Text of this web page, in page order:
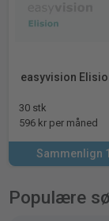
easyvision
30 stk
596 kr per måned
Sammenlign
Populære